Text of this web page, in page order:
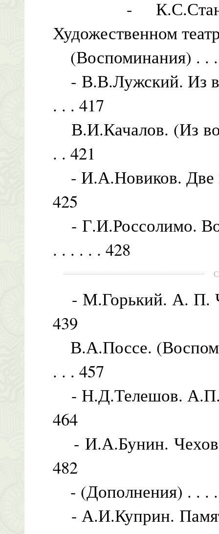
-
Художественном
(Воспоминания) . .
- В.В.Лужский. Из
. . . 417
В.И.Качалов. (Из
. . 421
- И.А.Новиков. Две
425
- Г.И.Россолимо.
. . . . . . 428
- М.Горький. А. П.
439
В.А.Поссе.
. . . 457
- Н.Д.Телешов.
464
- И.А.Бунин.
482
- (Дополнения) . . .
- А.И.Куприн.